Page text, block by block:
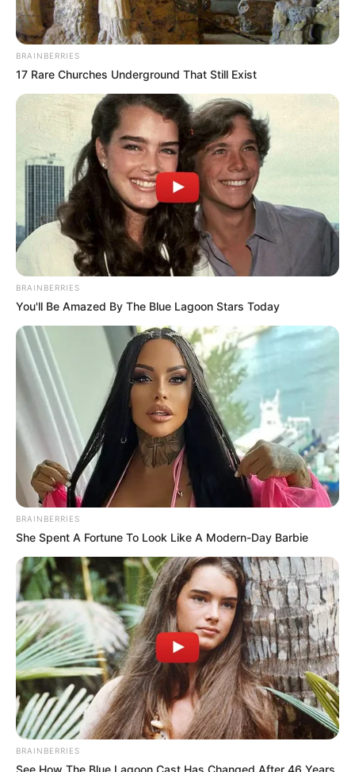
BRAINBERRIES
17 Rare Churches Underground That Still Exist
BRAINBERRIES
You'll Be Amazed By The Blue Lagoon Stars Today
BRAINBERRIES
She Spent A Fortune To Look Like A Modern-Day Barbie
BRAINBERRIES
See How The Blue Lagoon Cast Has Changed After 46 Years